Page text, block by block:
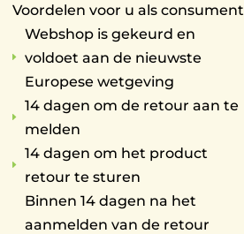
Voordelen voor u als consument
E
Webshop is gekeurd en
voldoet aan de nieuwste
Europese wetgeving
E
14 dagen om de retour aan te
melden
E
14 dagen om het product
retour te sturen
Binnen 14 dagen na het
aanmelden van de retour